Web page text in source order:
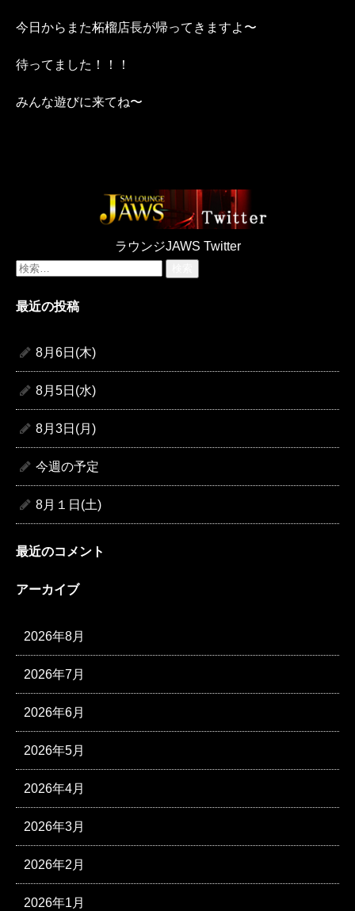
今日からまた柘榴店長が帰ってきますよ〜
待ってました！！！
みんな遊びに来てね〜
ラウンジJAWS Twitter
検
最近の投稿
8月6日(木)
8月5日(水)
8月3日(月)
今週の予定
8月１日(土)
最近のコメント
アーカイブ
2026年8月
2026年7月
2026年6月
2026年5月
2026年4月
2026年3月
2026年2月
2026年1月